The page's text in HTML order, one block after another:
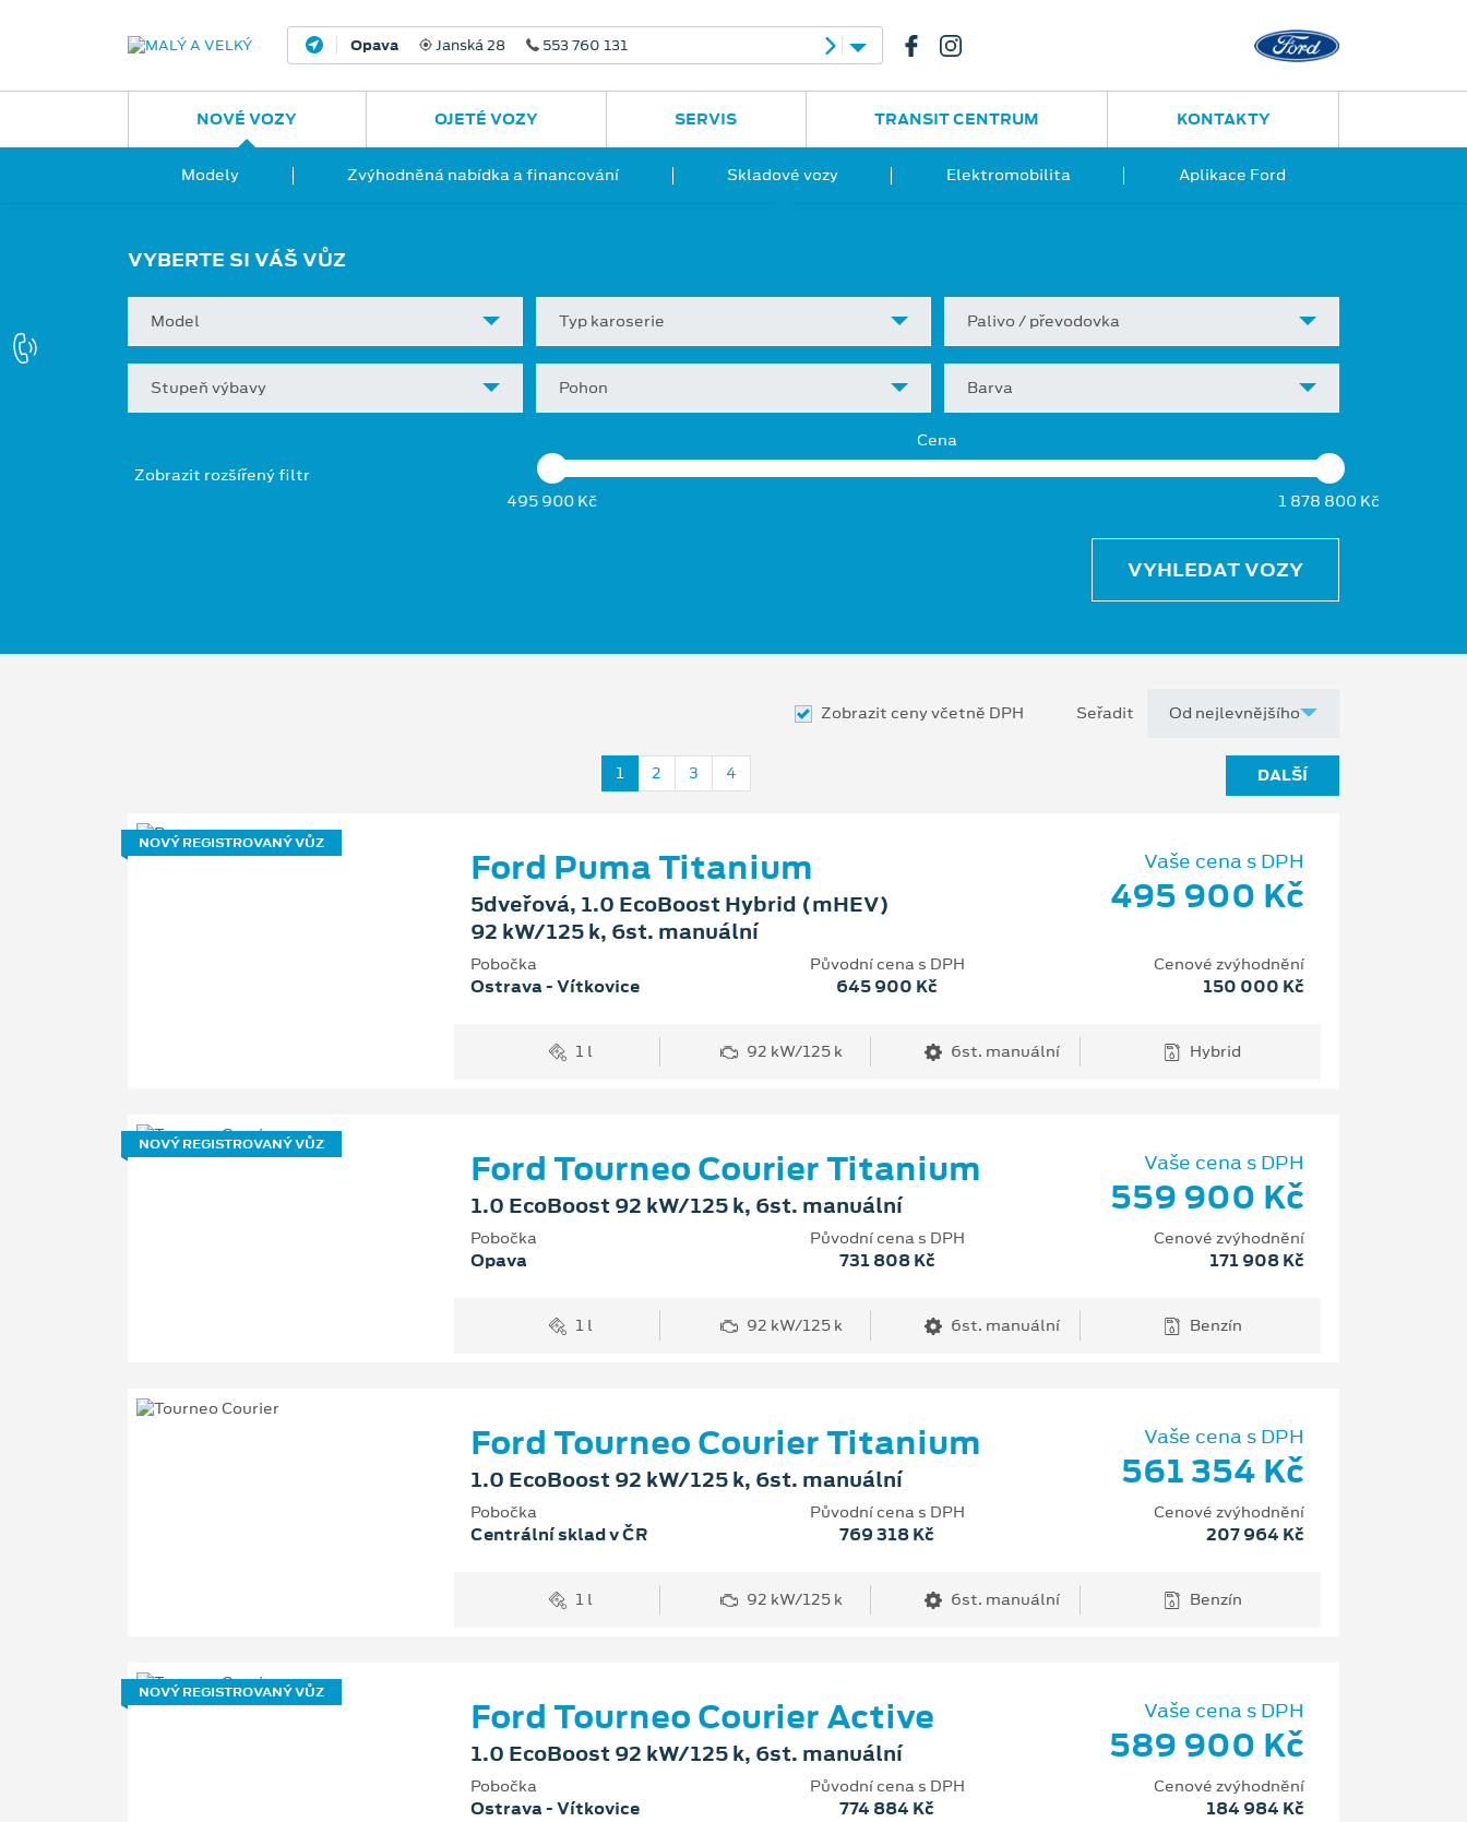
Opava Janská 28 553 760 131 Ostrava - Vítkovice
NOVÉ VOZY
Modely Zvýhodněná nabídka a financování Skladové vozy Elektromobilita Aplikace Ford
OJETÉ VOZY SERVIS TRANSIT CENTRUM KONTAKTY
VYBERTE SI VÁŠ VŮZ
Model Typ karoserie Palivo / převodovka
Stupeň výbavy Pohon Barva
Zobrazit rozšířený filtr
Cena
495 900 Kč 1 878 800 Kč
VYHLEDAT VOZY
Zobrazit ceny včetně DPH Seřadit
1 2 3 4 DALŠÍ
NOVÝ REGISTROVANÝ VŮZ
Ford Puma Titanium
5dveřová, 1.0 EcoBoost Hybrid (mHEV)
92 kW/125 k, 6st. manuální
Vaše cena s DPH
495 900 Kč
Pobočka
Ostrava - Vítkovice
Původní cena s DPH
645 900 Kč
Cenové zvýhodnění
150 000 Kč
1 l 92 kW/125 k 6st. manuální Hybrid
NOVÝ REGISTROVANÝ VŮZ
Ford Tourneo Courier Titanium
1.0 EcoBoost 92 kW/125 k, 6st. manuální
Vaše cena s DPH
559 900 Kč
Pobočka
Opava
Původní cena s DPH
731 808 Kč
Cenové zvýhodnění
171 908 Kč
1 l 92 kW/125 k 6st. manuální Benzín
Ford Tourneo Courier Titanium
1.0 EcoBoost 92 kW/125 k, 6st. manuální
Vaše cena s DPH
561 354 Kč
Pobočka
Centrální sklad v ČR
Původní cena s DPH
769 318 Kč
Cenové zvýhodnění
207 964 Kč
1 l 92 kW/125 k 6st. manuální Benzín
NOVÝ REGISTROVANÝ VŮZ
Ford Tourneo Courier Active
1.0 EcoBoost 92 kW/125 k, 6st. manuální
Vaše cena s DPH
589 900 Kč
Pobočka
Ostrava - Vítkovice
Původní cena s DPH
774 884 Kč
Cenové zvýhodnění
184 984 Kč